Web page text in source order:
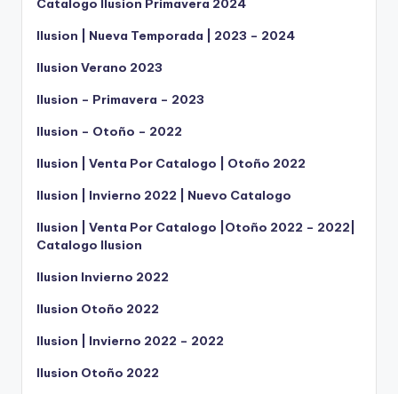
Catalogo Ilusion Primavera 2024
Ilusion | Nueva Temporada | 2023 – 2024
Ilusion Verano 2023
Ilusion – Primavera – 2023
Ilusion – Otoño – 2022
Ilusion | Venta Por Catalogo | Otoño 2022
Ilusion | Invierno 2022 | Nuevo Catalogo
Ilusion | Venta Por Catalogo |Otoño 2022 – 2022|
Catalogo Ilusion
Ilusion Invierno 2022
Ilusion Otoño 2022
Ilusion | Invierno 2022 – 2022
Ilusion Otoño 2022